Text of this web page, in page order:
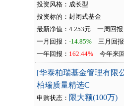
投资风格：成长型
投资标的：封闭式基金
最新净值：4.253元
一周回报
一月回报： -14.85% 三月回
一年回报： 162.44% 今年来
[华泰柏瑞基金管理有限
柏瑞质量精选C
申购状态： 限大额(100万)